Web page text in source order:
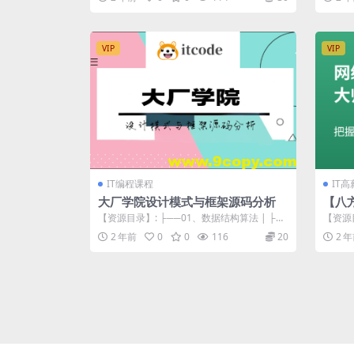
VIP
IT编程课程
大厂学院设计模式与框架源码分析
【资源目录】: ├──01、数据结构算法 | ├─
─代码 | | └──algo...
2 年前 0 0 116 20
VIP
IT高
【
2 –
【资
└──
2